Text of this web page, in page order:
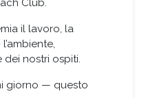
Club.
il lavoro, la
dei nostri ospiti.
giorno — questo